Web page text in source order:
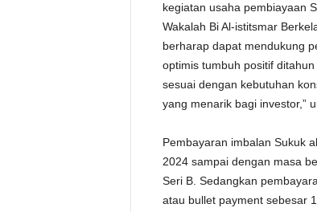
kegiatan usaha pembiayaan
Wakalah Bi Al-istitsmar
berharap dapat mendukung
optimis tumbuh positif
sesuai dengan kebutuhan
yang menarik bagi investor,”
Pembayaran imbalan Sukuk
2024 sampai dengan masa
Seri B. Sedangkan
atau bullet payment sebesar